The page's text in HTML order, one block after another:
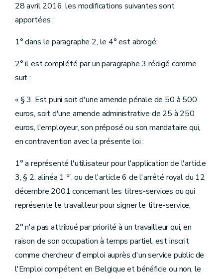
28 avril 2016, les modifications suivantes sont
apportées :
1° dans le paragraphe 2, le 4° est abrogé;
2° il est complété par un paragraphe 3 rédigé comme
suit :
« § 3. Est puni soit d'une amende pénale de 50 à 500
euros, soit d'une amende administrative de 25 à 250
euros, l'employeur, son préposé ou son mandataire qui,
en contravention avec la présente loi :
1° a représenté l'utilisateur pour l'application de l'article
3, § 2, alinéa 1 er, ou de l'article 6 de l'arrêté royal du 12
décembre 2001 concernant les titres-services ou qui
représente le travailleur pour signer le titre-service;
2° n'a pas attribué par priorité à un travailleur qui, en
raison de son occupation à temps partiel, est inscrit
comme chercheur d'emploi auprès d'un service public de
l'Emploi compétent en Belgique et bénéficie ou non, le